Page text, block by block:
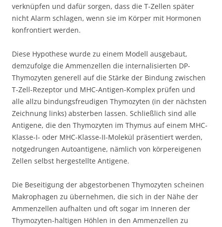
verknüpfen und dafür sorgen, dass die T-Zellen später
nicht Alarm schlagen, wenn sie im Körper mit Hormonen
konfrontiert werden.
Diese Hypothese wurde zu einem Modell ausgebaut,
demzufolge die Ammenzellen die internalisierten DP-
Thymozyten generell auf die Stärke der Bindung zwischen
T-Zell-Rezeptor und MHC-Antigen-Komplex prüfen und
alle allzu bindungsfreudigen Thymozyten (in der nächsten
Zeichnung links) absterben lassen. Schließlich sind alle
Antigene, die den Thymozyten im Thymus auf einem MHC-
Klasse-I- oder MHC-Klasse-II-Molekül präsentiert werden,
notgedrungen Autoantigene, nämlich von körpereigenen
Zellen selbst hergestellte Antigene.
Die Beseitigung der abgestorbenen Thymozyten scheinen
Makrophagen zu übernehmen, die sich in der Nähe der
Ammenzellen aufhalten und oft sogar im Inneren der
Thymozyten-haltigen Höhlen in den Ammenzellen zu